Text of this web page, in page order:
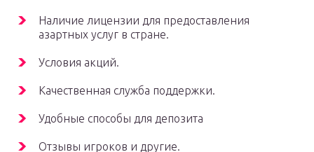
Наличие лицензии для предоставления
азартных услуг в стране.
Условия акций.
Качественная служба поддержки.
Удобные способы для депозита
Отзывы игроков и другие.